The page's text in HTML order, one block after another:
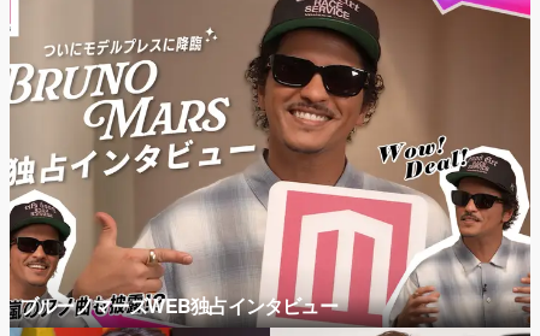
ブルーノマーズWEB独占インタビュー